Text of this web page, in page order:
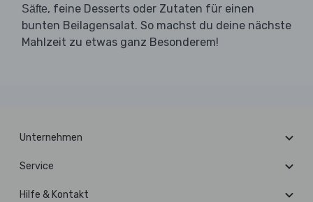
Säfte, feine Desserts oder Zutaten für einen
bunten Beilagensalat. So machst du deine nächste
Mahlzeit zu etwas ganz Besonderem!
Unternehmen
Service
Hilfe & Kontakt